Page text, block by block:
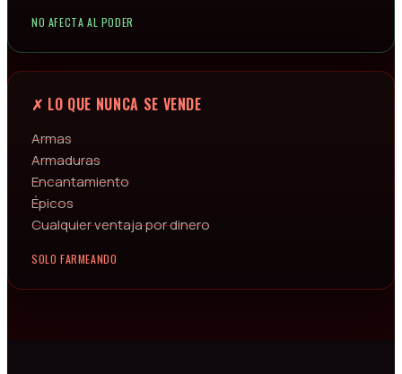
NO AFECTA AL PODER
✗ LO QUE NUNCA SE VENDE
Armas
Armaduras
Encantamiento
Épicos
Cualquier ventaja por dinero
SOLO FARMEANDO